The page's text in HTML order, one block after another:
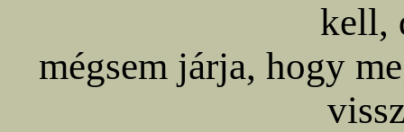
kell,
mégsem járja, hogy